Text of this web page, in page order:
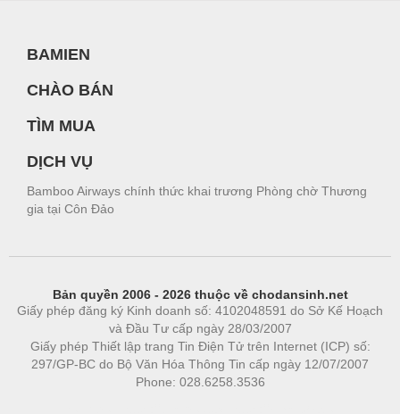
BAMIEN
CHÀO BÁN
TÌM MUA
DỊCH VỤ
Bamboo Airways chính thức khai trương Phòng chờ Thương
gia tại Côn Đảo
Bản quyền 2006 - 2026 thuộc về chodansinh.net
Giấy phép đăng ký Kinh doanh số: 4102048591 do Sở Kế Hoạch
và Đầu Tư cấp ngày 28/03/2007
Giấy phép Thiết lập trang Tin Điện Tử trên Internet (ICP) số:
297/GP-BC do Bộ Văn Hóa Thông Tin cấp ngày 12/07/2007
Phone: 028.6258.3536